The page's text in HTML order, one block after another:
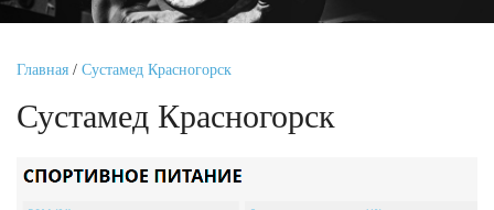
Главная / Сустамед Красногорск
Сустамед Красногорск